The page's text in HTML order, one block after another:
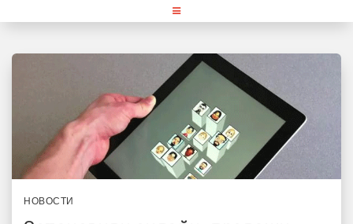
«Используй Mac» — блог для
любителей и поклонников
продукции Apple
НОВОСТИ